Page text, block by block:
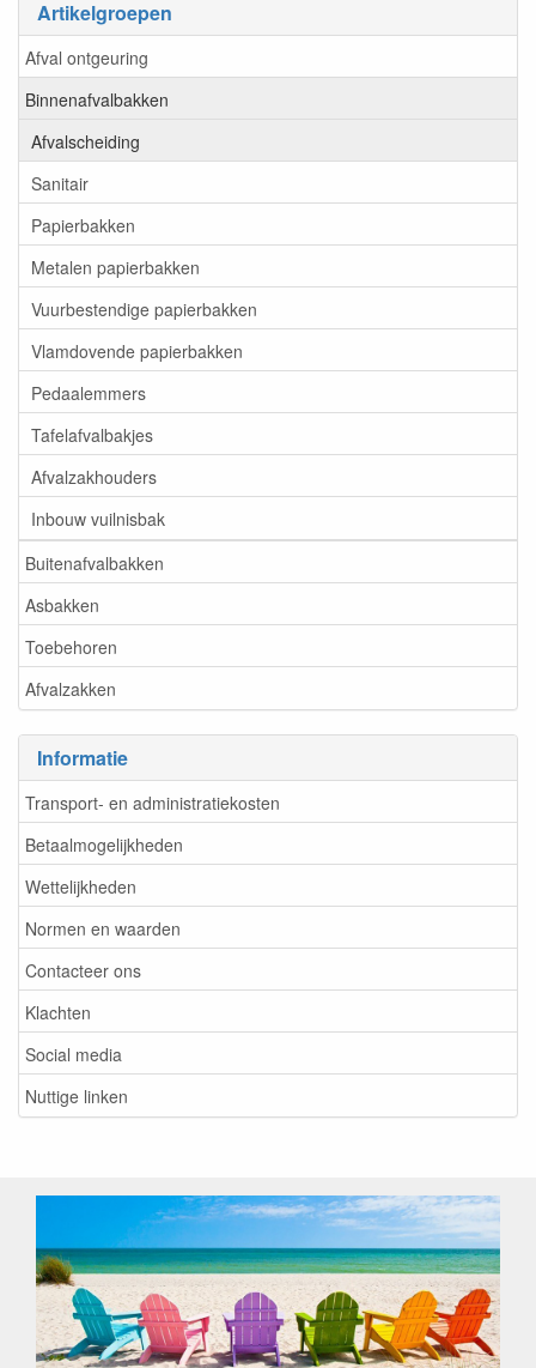
Artikelgroepen
Afval ontgeuring
Binnenafvalbakken
Afvalscheiding
Sanitair
Papierbakken
Metalen papierbakken
Vuurbestendige papierbakken
Vlamdovende papierbakken
Pedaalemmers
Tafelafvalbakjes
Afvalzakhouders
Inbouw vuilnisbak
Buitenafvalbakken
Asbakken
Toebehoren
Afvalzakken
Informatie
Transport- en administratiekosten
Betaalmogelijkheden
Wettelijkheden
Normen en waarden
Contacteer ons
Klachten
Social media
Nuttige linken